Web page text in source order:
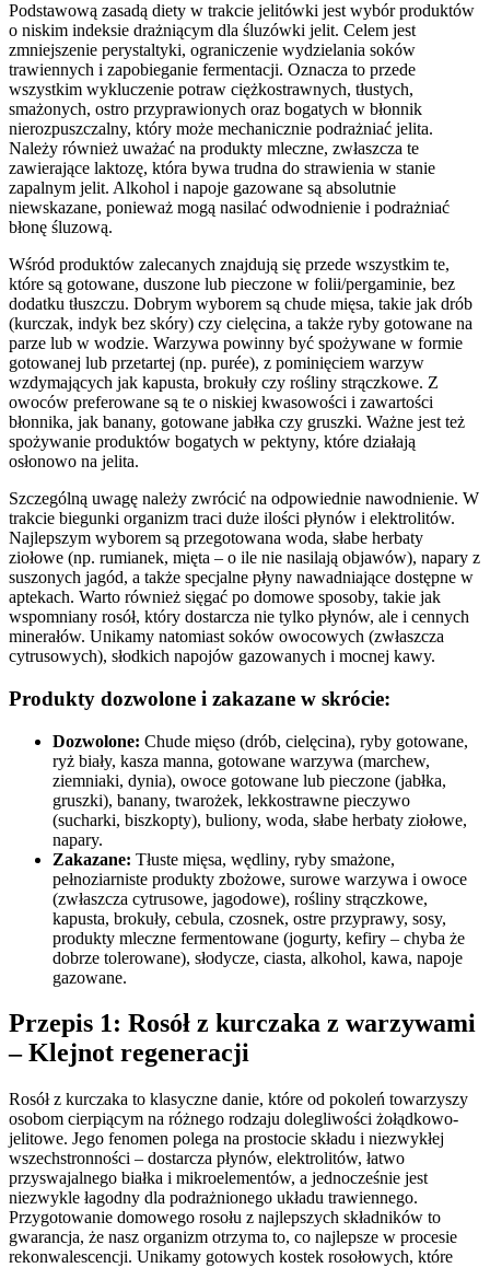
Podstawową zasadą diety w trakcie jelitówki jest wybór produktów
o niskim indeksie drażniącym dla śluzówki jelit. Celem jest
zmniejszenie perystaltyki, ograniczenie wydzielania soków
trawiennych i zapobieganie fermentacji. Oznacza to przede
wszystkim wykluczenie potraw ciężkostrawnych, tłustych,
smażonych, ostro przyprawionych oraz bogatych w błonnik
nierozpuszczalny, który może mechanicznie podrażniać jelita.
Należy również uważać na produkty mleczne, zwłaszcza te
zawierające laktozę, która bywa trudna do strawienia w stanie
zapalnym jelit. Alkohol i napoje gazowane są absolutnie
niewskazane, ponieważ mogą nasilać odwodnienie i podrażniać
błonę śluzową.
Wśród produktów zalecanych znajdują się przede wszystkim te,
które są gotowane, duszone lub pieczone w folii/pergaminie, bez
dodatku tłuszczu. Dobrym wyborem są chude mięsa, takie jak drób
(kurczak, indyk bez skóry) czy cielęcina, a także ryby gotowane na
parze lub w wodzie. Warzywa powinny być spożywane w formie
gotowanej lub przetartej (np. purée), z pominięciem warzyw
wzdymających jak kapusta, brokuły czy rośliny strączkowe. Z
owoców preferowane są te o niskiej kwasowości i zawartości
błonnika, jak banany, gotowane jabłka czy gruszki. Ważne jest też
spożywanie produktów bogatych w pektyny, które działają
osłonowo na jelita.
Szczególną uwagę należy zwrócić na odpowiednie nawodnienie. W
trakcie biegunki organizm traci duże ilości płynów i elektrolitów.
Najlepszym wyborem są przegotowana woda, słabe herbaty
ziołowe (np. rumianek, mięta – o ile nie nasilają objawów), napary z
suszonych jagód, a także specjalne płyny nawadniające dostępne w
aptekach. Warto również sięgać po domowe sposoby, takie jak
wspomniany rosół, który dostarcza nie tylko płynów, ale i cennych
minerałów. Unikamy natomiast soków owocowych (zwłaszcza
cytrusowych), słodkich napojów gazowanych i mocnej kawy.
Produkty dozwolone i zakazane w skrócie:
Dozwolone: Chude mięso (drób, cielęcina), ryby gotowane,
ryż biały, kasza manna, gotowane warzywa (marchew,
ziemniaki, dynia), owoce gotowane lub pieczone (jabłka,
gruszki), banany, twarożek, lekkostrawne pieczywo
(sucharki, biszkopty), buliony, woda, słabe herbaty ziołowe,
napary.
Zakazane: Tłuste mięsa, wędliny, ryby smażone,
pełnoziarniste produkty zbożowe, surowe warzywa i owoce
(zwłaszcza cytrusowe, jagodowe), rośliny strączkowe,
kapusta, brokuły, cebula, czosnek, ostre przyprawy, sosy,
produkty mleczne fermentowane (jogurty, kefiry – chyba że
dobrze tolerowane), słodycze, ciasta, alkohol, kawa, napoje
gazowane.
Przepis 1: Rosół z kurczaka z warzywami
– Klejnot regeneracji
Rosół z kurczaka to klasyczne danie, które od pokoleń towarzyszy
osobom cierpiącym na różnego rodzaju dolegliwości żołądkowo-
jelitowe. Jego fenomen polega na prostocie składu i niezwykłej
wszechstronności – dostarcza płynów, elektrolitów, łatwo
przyswajalnego białka i mikroelementów, a jednocześnie jest
niezwykle łagodny dla podrażnionego układu trawiennego.
Przygotowanie domowego rosołu z najlepszych składników to
gwarancja, że nasz organizm otrzyma to, co najlepsze w procesie
rekonwalescencji. Unikamy gotowych kostek rosołowych, które